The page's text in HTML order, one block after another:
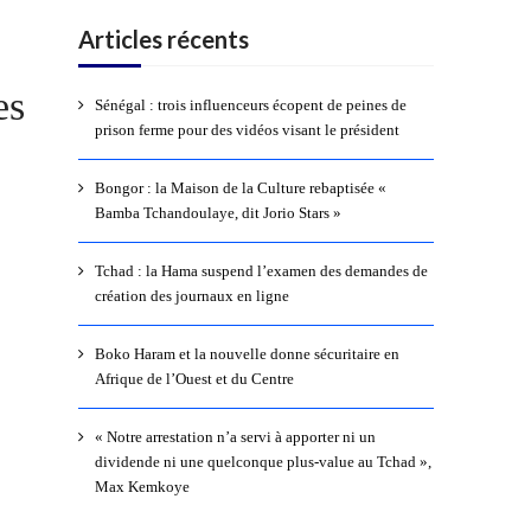
Articles récents
Sénégal : trois influenceurs écopent de peines de
prison ferme pour des vidéos visant le président
Bongor : la Maison de la Culture rebaptisée «
Bamba Tchandoulaye, dit Jorio Stars »
Tchad : la Hama suspend l’examen des demandes de
création des journaux en ligne
Boko Haram et la nouvelle donne sécuritaire en
Afrique de l’Ouest et du Centre
« Notre arrestation n’a servi à apporter ni un
dividende ni une quelconque plus-value au Tchad »,
Max Kemkoye